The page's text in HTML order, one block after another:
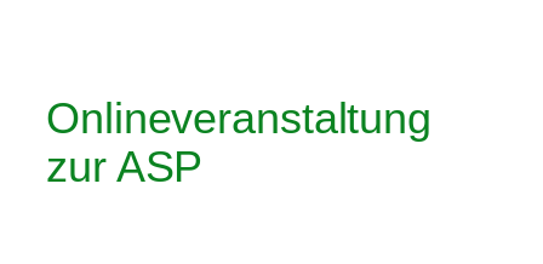
Onlineveranstaltung
zur ASP